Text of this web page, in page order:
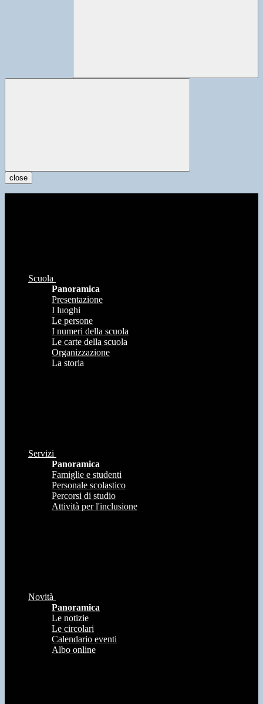
close
Scuola
Panoramica
Presentazione
I luoghi
Le persone
I numeri della scuola
Le carte della scuola
Organizzazione
La storia
Servizi
Panoramica
Famiglie e studenti
Personale scolastico
Percorsi di studio
Attività per l'inclusione
Novità
Panoramica
Le notizie
Le circolari
Calendario eventi
Albo online